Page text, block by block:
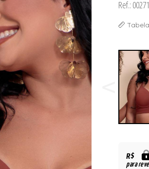
E CORSELETS
Ref.: 00271
R$
para